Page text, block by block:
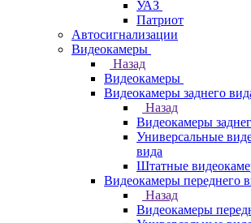
УАЗ
Патриот
Автосигнализации
Видеокамеры
Назад
Видеокамеры
Видеокамеры заднего
Назад
Видеокамеры
Универсальные
вида
Штатные
Видеокамеры переднего
Назад
Видеокамеры